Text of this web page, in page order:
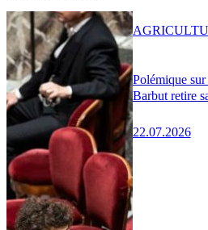
Polémique
Barbut retire
22.07.2026